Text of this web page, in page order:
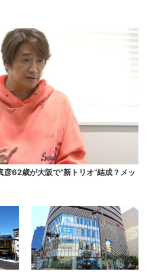
彦62歳が大阪で“新トリオ”結成？メッ